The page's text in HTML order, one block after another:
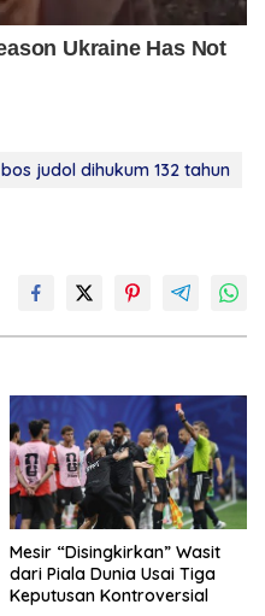
bos judol dihukum 132 tahun
Mesir “Disingkirkan” Wasit
dari Piala Dunia Usai Tiga
Keputusan Kontroversial